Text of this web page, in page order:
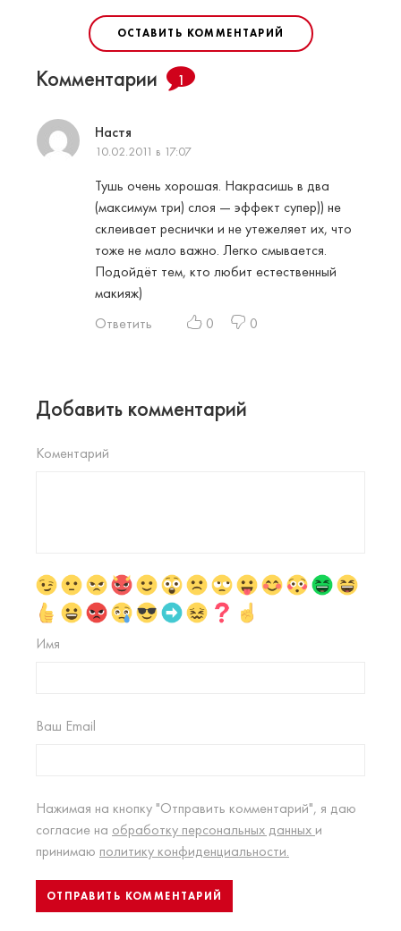
ОСТАВИТЬ КОММЕНТАРИЙ
Комментарии 1
Настя
10.02.2011 в 17:07
Тушь очень хорошая. Накрасишь в два
(максимум три) слоя — эффект супер)) не
склеивает реснички и не утежеляет их, что
тоже не мало важно. Легко смывается.
Подойдёт тем, кто любит естественный
макияж)
Ответить
0 0
Добавить комментарий
Коментарий
Имя
Ваш Email
Нажимая на кнопку "Отправить комментарий", я даю
согласие на обработку персональных данных и
принимаю политику конфиденциальности.